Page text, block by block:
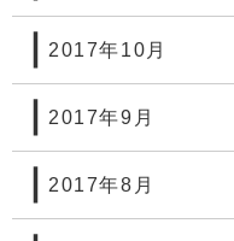
2017年10月
2017年9月
2017年8月